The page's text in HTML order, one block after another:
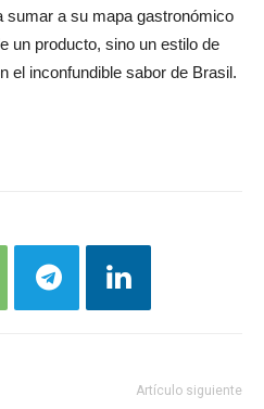
sumar a su mapa gastronómico
un producto, sino un estilo de
el inconfundible sabor de Brasil.
Artículo siguiente